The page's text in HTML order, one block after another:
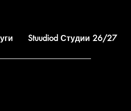
Stuudiod Студии 26/27